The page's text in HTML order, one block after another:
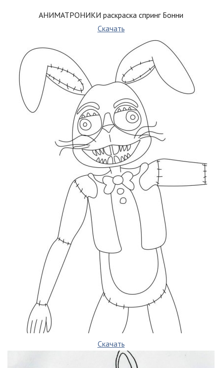
АНИМАТРОНИКИ раскраска спринг Бонни
Скачать
Скачать